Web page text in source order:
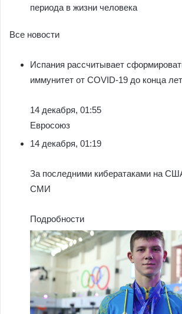
периода в жизни человека
Все новости
Испания рассчитывает
иммунитет от COVID-19 до конца
14 декабря, 01:55
Евросоюз
14 декабря, 01:19
За последними кибератаками на
СМИ
Подробности